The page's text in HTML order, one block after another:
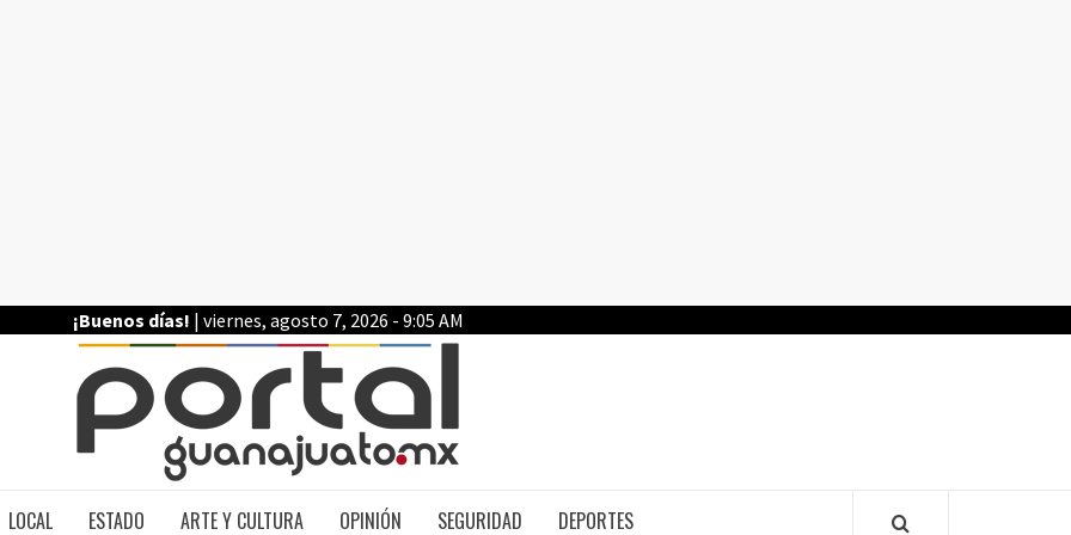
¡Buenos días! | viernes, agosto 7, 2026 - 9:05 AM
LOCAL ESTADO ARTE Y CULTURA OPINIÓN SEGURIDAD DEPORTES